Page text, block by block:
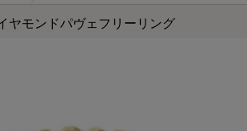
ヤモンドパヴェフリーリング